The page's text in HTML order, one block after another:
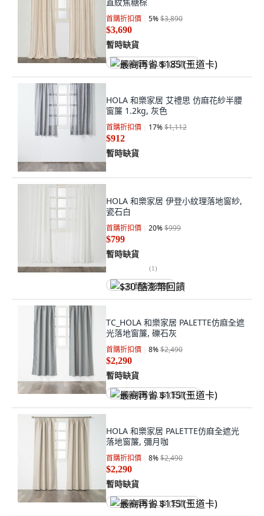
首購折扣價 5%$3,890
$3,690
暫時缺貨
最高再省 $185 (王道卡)
HOLA 和樂家居 艾禮思 仿麻花紗半腰
窗簾 1.2kg, 灰色
首購折扣價 17%$1,112
$912
暫時缺貨
HOLA 和樂家居 伊登小紋理落地窗紗,
瓷石白
首購折扣價 20%$999
$799
暫時缺貨
(1)
$30 酷澎幣回饋
TC_HOLA 和樂家居 PALETTE仿麻全遮
光落地窗簾, 礫石灰
首購折扣價 8%$2,490
$2,290
暫時缺貨
最高再省 $115 (王道卡)
HOLA 和樂家居 PALETTE仿麻全遮光
落地窗簾, 彌月咖
首購折扣價 8%$2,490
$2,290
暫時缺貨
最高再省 $115 (王道卡)